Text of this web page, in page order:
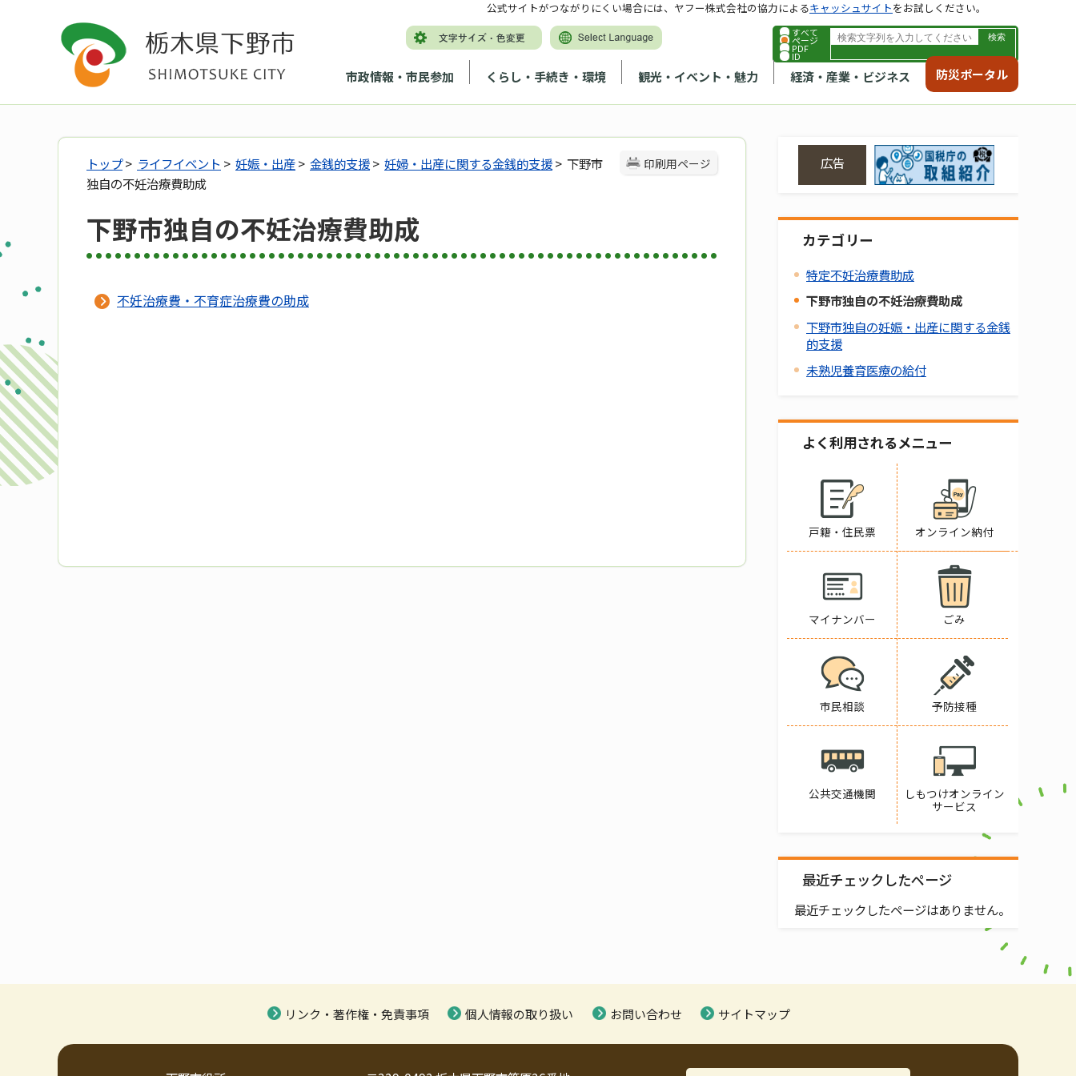
すべて
ページ
PDF
ID
市政情報・市民参加 くらし・手続き・環境 観光・イベント・魅力 経済・産業・ビジネス 防災ポータル
公式サイトがつながりにくい場合には、ヤフー株式会社の協力によるキャッシュサイトをお試しください。
印刷用ページ
トップ> ライフイベント > 妊娠・出産> 金銭的支援> 妊婦・出産に関する金銭的支援> 下野市
独自の不妊治療費助成
下野市独自の不妊治療費助成
不妊治療費・不育症治療費の助成
広告
カテゴリー
特定不妊治療費助成
下野市独自の不妊治療費助成
下野市独自の妊娠・出産に関する金銭
的支援
未熟児養育医療の給付
よく利用されるメニュー
戸籍・住民票 オンライン納付
マイナンバー ごみ
市民相談 予防接種
公共交通機関
しもつけオンライン
サービス
最近チェックしたページ
最近チェックしたページはありません。
リンク・著作権・免責事項 個人情報の取り扱い お問い合わせ サイトマップ